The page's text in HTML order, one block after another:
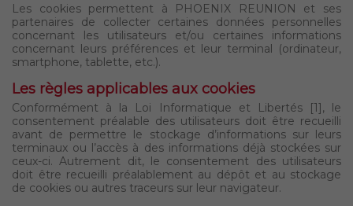
Les cookies permettent à PHOENIX REUNION et ses
partenaires de collecter certaines données personnelles
concernant les utilisateurs et/ou certaines informations
concernant leurs préférences et leur terminal (ordinateur,
smartphone, tablette, etc.).
Les règles applicables aux cookies
Conformément à la Loi Informatique et Libertés [1], le
consentement préalable des utilisateurs doit être recueilli
avant de permettre le stockage d’informations sur leurs
terminaux ou l’accès à des informations déjà stockées sur
ceux-ci. Autrement dit, le consentement des utilisateurs
doit être recueilli préalablement au dépôt et au stockage
de cookies ou autres traceurs sur leur navigateur.